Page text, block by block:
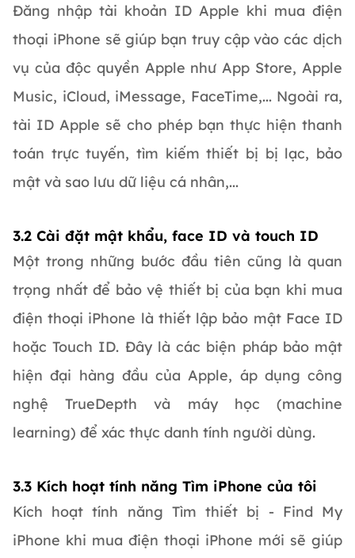
Đăng nhập tài khoản ID Apple khi mua điện
thoại iPhone sẽ giúp bạn truy cập vào các dịch
vụ của độc quyền Apple như App Store, Apple
Music, iCloud, iMessage, FaceTime,... Ngoài ra,
tài ID Apple sẽ cho phép bạn thực hiện thanh
toán trực tuyến, tìm kiếm thiết bị bị lạc, bảo
mật và sao lưu dữ liệu cá nhân,...
3.2 Cài đặt mật khẩu, face ID và touch ID
Một trong những bước đầu tiên cũng là quan
trọng nhất để bảo vệ thiết bị của bạn khi mua
điện thoại iPhone là thiết lập bảo mật Face ID
hoặc Touch ID. Đây là các biện pháp bảo mật
hiện đại hàng đầu của Apple, áp dụng công
nghệ TrueDepth và máy học (machine
learning) để xác thực danh tính người dùng.
3.3 Kích hoạt tính năng Tìm iPhone của tôi
Kích hoạt tính năng Tìm thiết bị - Find My
iPhone khi mua điện thoại iPhone mới sẽ giúp